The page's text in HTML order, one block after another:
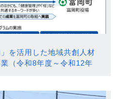
を活用した地域共創人材
（令和8年度～令和12年